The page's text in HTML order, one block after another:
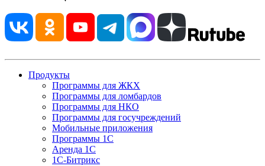
Продукты
Программы для ЖКХ
Программы для ломбардов
Программы для НКО
Программы для госучреждений
Мобильные приложения
Программы 1С
Аренда 1С
1С-Битрикс